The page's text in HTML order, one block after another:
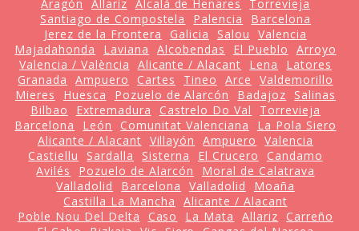
Aragón
Allariz Alcalá de Henares
Torrevieja
Santiago de Compostela
Palencia
Barcelona
Jerez de la Frontera
Galicia Salou
Valencia
Majadahonda
Laviana Alcobendas El Pueblo
Arroyo
Valencia / València
Alicante / Alacant Lena
Latores
Granada
Ampuero Cartes Tineo Arce
Valdemorillo
Mieres
Huesca Pozuelo de Alarcón Badajoz
Salinas
Bilbao
Extremadura Castrelo Do Val
Torrevieja
Barcelona
León Comunitat Valenciana
La Pola Siero
Alicante / Alacant Villayón Ampuero
Valencia
Castiellu
Sardalla Sisterna El Crucero
Candamo
Avilés
Pozuelo de Alarcón
Moral de Calatrava
Valladolid
Barcelona Valladolid
Moaña
Castilla La Mancha
Alicante / Alacant
Poble Nou Del Delta
Caso La Mata Allariz
Carreño